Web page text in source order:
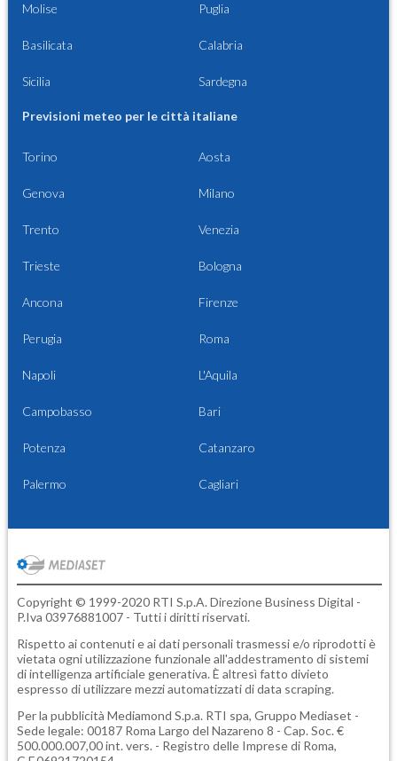
Molise Puglia
Basilicata Calabria
Sicilia Sardegna
Previsioni meteo per le città italiane
Torino Aosta
Genova Milano
Trento Venezia
Trieste Bologna
Ancona Firenze
Perugia Roma
Napoli L'Aquila
Campobasso Bari
Potenza Catanzaro
Palermo Cagliari
Copyright © 1999-2020 RTI S.p.A. Direzione Business Digital -
P.Iva 03976881007 - Tutti i diritti riservati.
Rispetto ai contenuti e ai dati personali trasmessi e/o riprodotti è
vietata ogni utilizzazione funzionale all'addestramento di sistemi
di intelligenza artificiale generativa. È altresì fatto divieto
espresso di utilizzare mezzi automatizzati di data scraping.
Per la pubblicità Mediamond S.p.a. RTI spa, Gruppo Mediaset -
Sede legale: 00187 Roma Largo del Nazareno 8 - Cap. Soc. €
500.000.007,00 int. vers. - Registro delle Imprese di Roma,